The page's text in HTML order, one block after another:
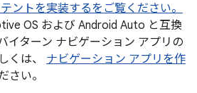
ントを実装するをご覧ください。
OS および Android Auto と互換
イターン ナビゲーション アプリの
くは、 ナビゲーション アプリを作
さい。